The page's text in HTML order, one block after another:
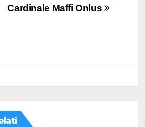
Cardinale Maffi Onlus